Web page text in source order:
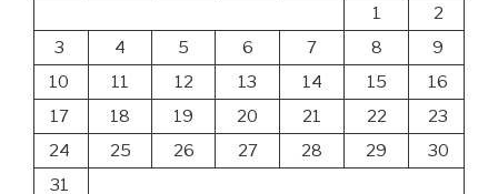
1
2
3
4 5 6 7 8
9
10
11 12 13 14 15
16
17
18 19 20 21 22
23
24
25 26 27 28 29
30
31